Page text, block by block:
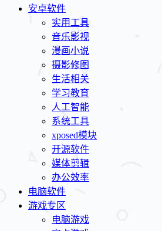
安卓软件
实用工具
音乐影视
漫画小说
摄影修图
生活相关
学习教育
人工智能
系统工具
xposed模块
开源软件
媒体剪辑
办公效率
电脑软件
游戏专区
电脑游戏